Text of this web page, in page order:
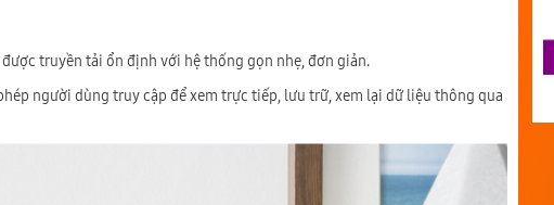
truyền tải ổn định với hệ thống gọn nhẹ, đơn giản.
người dùng truy cập để xem trực tiếp, lưu trữ, xem lại dữ liệu thông qua